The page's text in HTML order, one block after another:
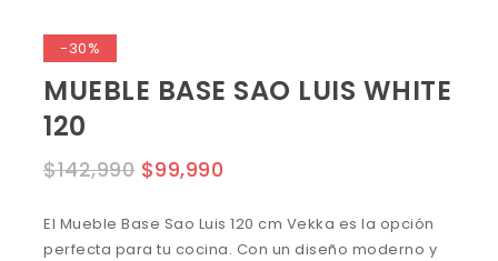
-30%
MUEBLE BASE SAO LUIS WHITE
120
$142,990 $99,990
El Mueble Base Sao Luis 120 cm Vekka es la opción
perfecta para tu cocina. Con un diseño moderno y